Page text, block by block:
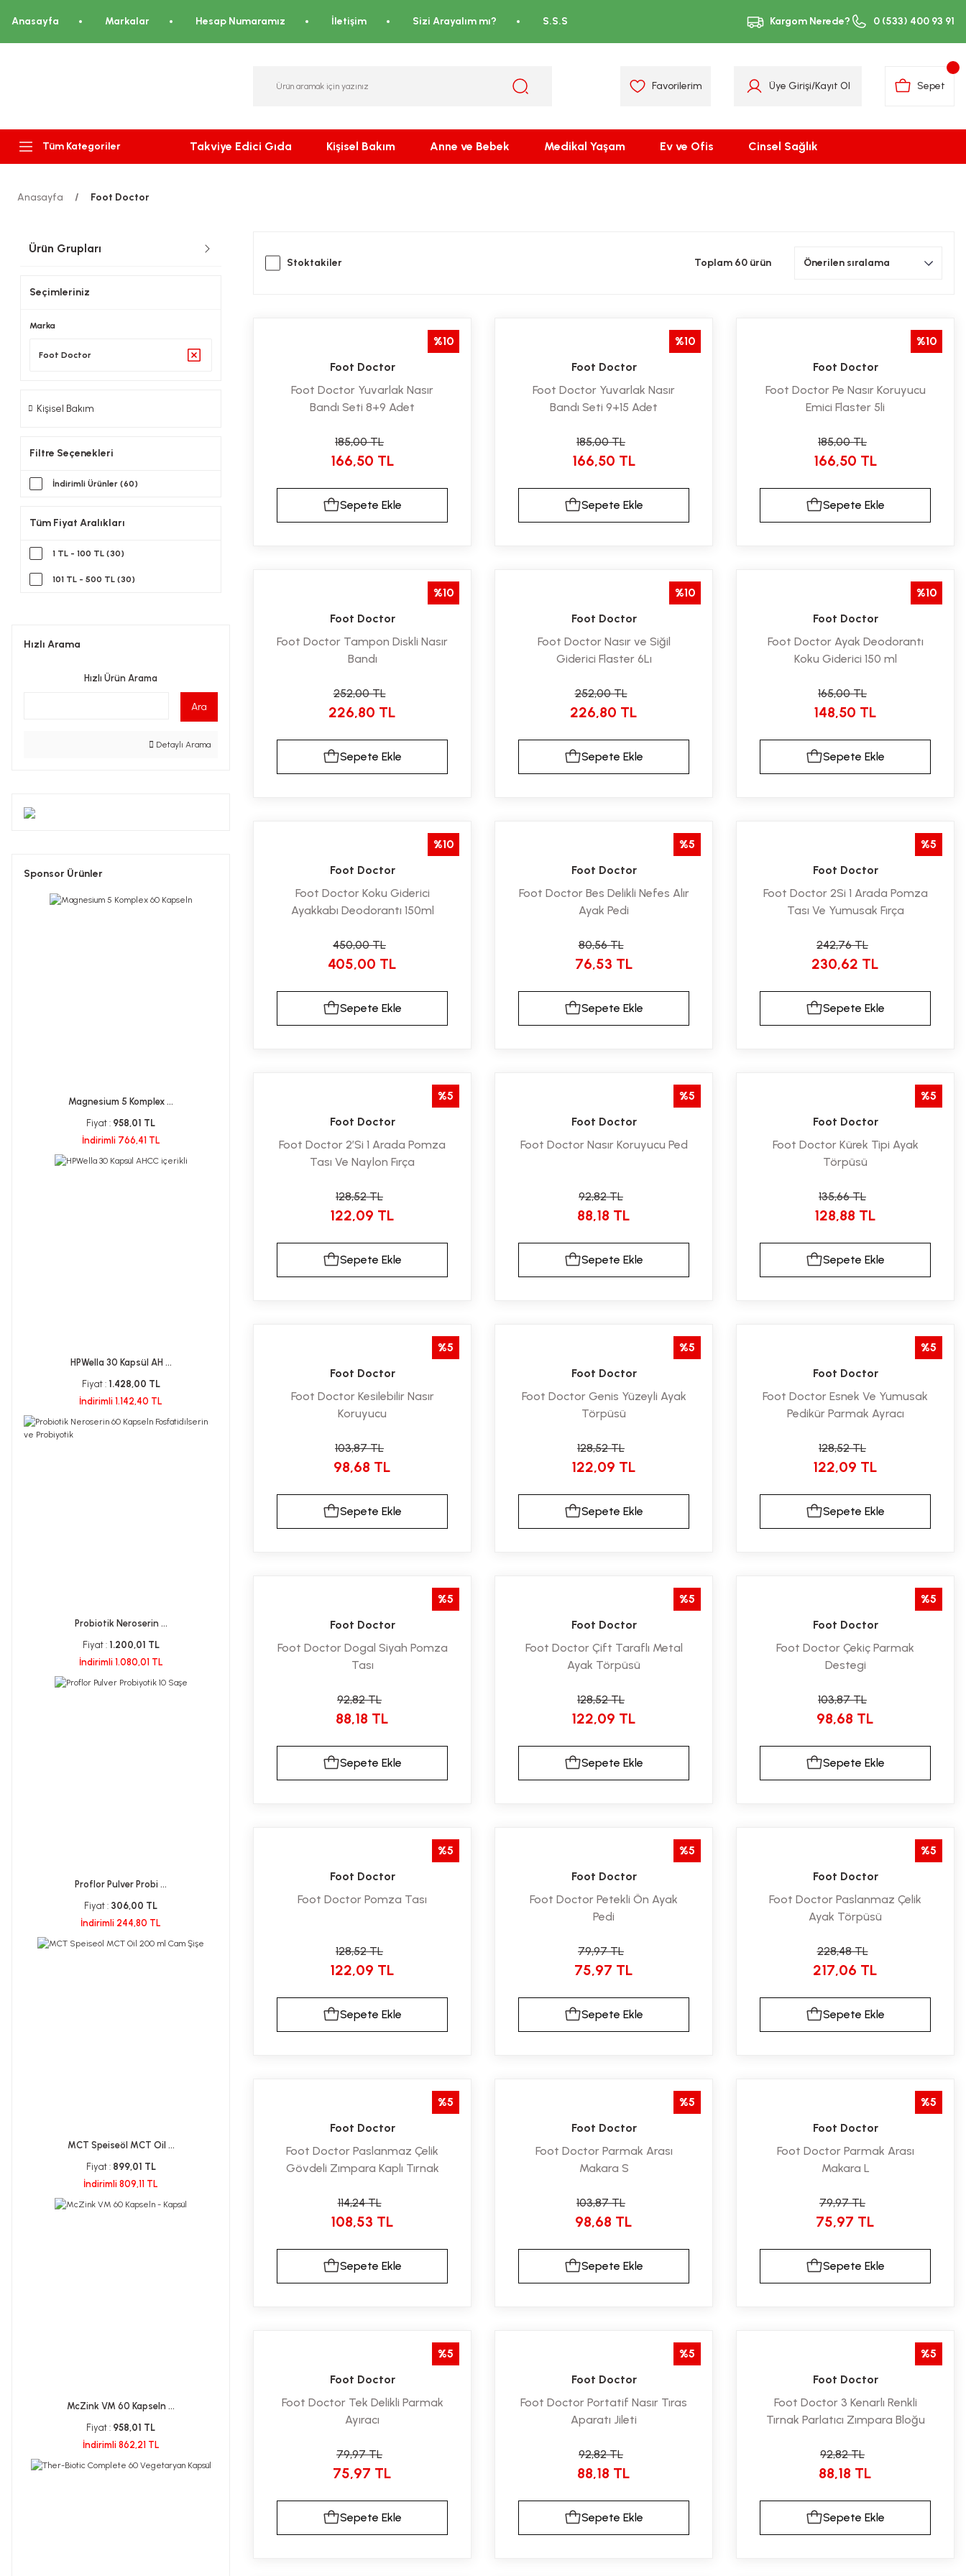
Anasayfa Markalar Hesap Numaramız İletişim Sizi Arayalım mı? S.S.S Kargom Nerede? 0 (533) 400 93 91
Favorilerim Üye Girişi/Kayıt Ol Sepet
Tüm Kategoriler Takviye Edici Gıda Kişisel Bakım Anne ve Bebek Medikal Yaşam Ev ve Ofis Cinsel Sağlık
Anasayfa Foot Doctor
Ürün Grupları
Seçimleriniz
Marka
Foot Doctor
Kişisel Bakım
Filtre Seçenekleri
İndirimli Ürünler (60)
Tüm Fiyat Aralıkları
1 TL - 100 TL (30)
101 TL - 500 TL (30)
Hızlı Arama
Hızlı Ürün Arama
Ara
Detaylı Arama
Sponsor Ürünler
Magnesium 5 Komplex ...
Fiyat : 958,01 TL
İndirimli 766,41 TL
HPWella 30 Kapsül AH ...
Fiyat : 1.428,00 TL
İndirimli 1.142,40 TL
Probiotik Neroserin ...
Fiyat : 1.200,01 TL
İndirimli 1.080,01 TL
Proflor Pulver Probi ...
Fiyat : 306,00 TL
İndirimli 244,80 TL
MCT Speiseöl MCT Oil ...
Fiyat : 899,01 TL
İndirimli 809,11 TL
McZink VM 60 Kapseln ...
Fiyat : 958,01 TL
İndirimli 862,21 TL
Stoktakiler Toplam 60 ürün
%10
Foot Doctor
Foot Doctor Yuvarlak Nasır
Bandı Seti 8+9 Adet
185,00 TL
166,50 TL
Sepete Ekle
%10
Foot Doctor
Foot Doctor Yuvarlak Nasır
Bandı Seti 9+15 Adet
185,00 TL
166,50 TL
Sepete Ekle
%10
Foot Doctor
Foot Doctor Pe Nasır Koruyucu
Emici Flaster 5li
185,00 TL
166,50 TL
Sepete Ekle
%10
Foot Doctor
Foot Doctor Tampon Diskli Nasır
Bandı
252,00 TL
226,80 TL
Sepete Ekle
%10
Foot Doctor
Foot Doctor Nasır ve Siğil
Giderici Flaster 6Lı
252,00 TL
226,80 TL
Sepete Ekle
%10
Foot Doctor
Foot Doctor Ayak Deodorantı
Koku Giderici 150 ml
165,00 TL
148,50 TL
Sepete Ekle
%10
Foot Doctor
Foot Doctor Koku Giderici
Ayakkabı Deodorantı 150ml
450,00 TL
405,00 TL
Sepete Ekle
%5
Foot Doctor
Foot Doctor Bes Delikli Nefes Alır
Ayak Pedi
80,56 TL
76,53 TL
Sepete Ekle
%5
Foot Doctor
Foot Doctor 2Si 1 Arada Pomza
Tası Ve Yumusak Fırça
242,76 TL
230,62 TL
Sepete Ekle
%5
Foot Doctor
Foot Doctor 2’Si 1 Arada Pomza
Tası Ve Naylon Fırça
128,52 TL
122,09 TL
Sepete Ekle
%5
Foot Doctor
Foot Doctor Nasır Koruyucu Ped
92,82 TL
88,18 TL
Sepete Ekle
%5
Foot Doctor
Foot Doctor Kürek Tipi Ayak
Törpüsü
135,66 TL
128,88 TL
Sepete Ekle
%5
Foot Doctor
Foot Doctor Kesilebilir Nasır
Koruyucu
103,87 TL
98,68 TL
Sepete Ekle
%5
Foot Doctor
Foot Doctor Genis Yüzeyli Ayak
Törpüsü
128,52 TL
122,09 TL
Sepete Ekle
%5
Foot Doctor
Foot Doctor Esnek Ve Yumusak
Pedikür Parmak Ayracı
128,52 TL
122,09 TL
Sepete Ekle
%5
Foot Doctor
Foot Doctor Dogal Siyah Pomza
Tası
92,82 TL
88,18 TL
Sepete Ekle
%5
Foot Doctor
Foot Doctor Çift Taraflı Metal
Ayak Törpüsü
128,52 TL
122,09 TL
Sepete Ekle
%5
Foot Doctor
Foot Doctor Çekiç Parmak
Destegi
103,87 TL
98,68 TL
Sepete Ekle
%5
Foot Doctor
Foot Doctor Pomza Tası
128,52 TL
122,09 TL
Sepete Ekle
%5
Foot Doctor
Foot Doctor Petekli Ön Ayak
Pedi
79,97 TL
75,97 TL
Sepete Ekle
%5
Foot Doctor
Foot Doctor Paslanmaz Çelik
Ayak Törpüsü
228,48 TL
217,06 TL
Sepete Ekle
%5
Foot Doctor
Foot Doctor Paslanmaz Çelik
Gövdeli Zımpara Kaplı Tırnak
114,24 TL
108,53 TL
Sepete Ekle
%5
Foot Doctor
Foot Doctor Parmak Arası
Makara S
103,87 TL
98,68 TL
Sepete Ekle
%5
Foot Doctor
Foot Doctor Parmak Arası
Makara L
79,97 TL
75,97 TL
Sepete Ekle
%5
Foot Doctor
Foot Doctor Tek Delikli Parmak
Ayıracı
79,97 TL
75,97 TL
Sepete Ekle
%5
Foot Doctor
Foot Doctor Portatif Nasır Tıras
Aparatı Jileti
92,82 TL
88,18 TL
Sepete Ekle
%5
Foot Doctor
Foot Doctor 3 Kenarlı Renkli
Tırnak Parlatıcı Zımpara Bloğu
92,82 TL
88,18 TL
Sepete Ekle